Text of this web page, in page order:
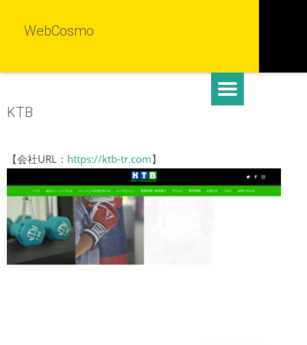
WebCosmo
KTB
【会社URL： https://ktb-tr.com】